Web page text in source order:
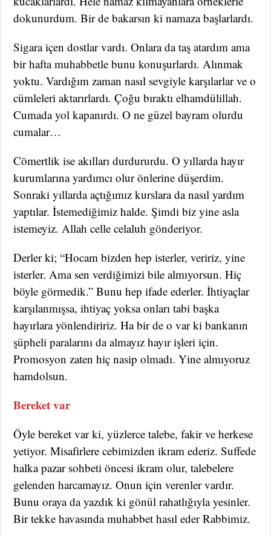
dokunurdum. Bir de bakarsın ki namaza başlarlardı.
Sigara içen dostlar vardı. Onlara da taş atardım ama
bir hafta muhabbetle bunu konuşurlardı. Alınmak
yoktu. Vardığım zaman nasıl sevgiyle karşılarlar ve o
cümleleri aktarırlardı. Çoğu bıraktı elhamdülillah.
Cumada yol kapanırdı. O ne güzel bayram olurdu
cumalar…
Cömertlik ise akılları durdururdu. O yıllarda hayır
kurumlarına yardımcı olur önlerine düşerdim.
Sonraki yıllarda açtığımız kurslara da nasıl yardım
yaptılar. İstemediğimiz halde. Şimdi biz yine asla
istemeyiz. Allah celle celaluh gönderiyor.
Derler ki; “Hocam bizden hep isterler, veririz, yine
isterler. Ama sen verdiğimizi bile almıyorsun. Hiç
böyle görmedik.” Bunu hep ifade ederler. İhtiyaçlar
karşılanmışsa, ihtiyaç yoksa onları tabi başka
hayırlara yönlendiririz. Ha bir de o var ki bankanın
şüpheli paralarını da almayız hayır işleri için.
Promosyon zaten hiç nasip olmadı. Yine almıyoruz
hamdolsun.
Bereket var
Öyle bereket var ki, yüzlerce talebe, fakir ve herkese
yetiyor. Misafirlere cebimizden ikram ederiz. Suffede
halka pazar sohbeti öncesi ikram olur, talebelere
gelenden harcamayız. Onun için verenler vardır.
Bunu oraya da yazdık ki gönül rahatlığıyla yesinler.
Bir tekke havasında muhabbet hasıl eder Rabbimiz.